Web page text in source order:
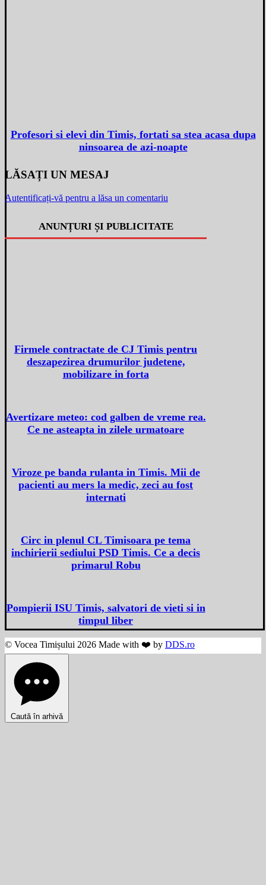
Profesori si elevi din Timis, fortati sa stea acasa dupa
ninsoarea de azi-noapte
LĂSAȚI UN MESAJ
Autentificați-vă pentru a lăsa un comentariu
ANUNȚURI ȘI PUBLICITATE
Firmele contractate de CJ Timis pentru
deszapezirea drumurilor judetene,
mobilizare in forta
Avertizare meteo: cod galben de vreme rea.
Ce ne asteapta in zilele urmatoare
Viroze pe banda rulanta in Timis. Mii de
pacienti au mers la medic, zeci au fost
internati
Circ in plenul CL Timisoara pe tema
inchirierii sediului PSD Timis. Ce a decis
primarul Robu
Pompierii ISU Timis, salvatori de vieti si in
timpul liber
© Vocea Timișului 2026 Made with ❤️ by DDS.ro
Caută în arhivă